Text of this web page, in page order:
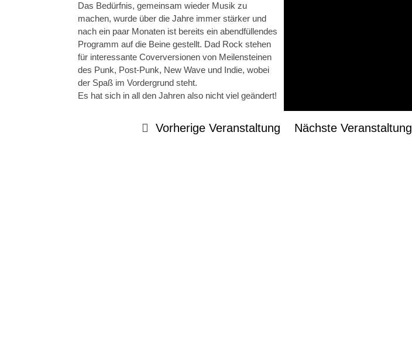
Das Bedürfnis, gemeinsam wieder Musik zu
machen, wurde über die Jahre immer stärker und
nach ein paar Monaten ist bereits ein abendfüllendes
Programm auf die Beine gestellt. Dad Rock stehen
für interessante Coverversionen von Meilensteinen
des Punk, Post-Punk, New Wave und Indie, wobei
der Spaß im Vordergrund steht.
Es hat sich in all den Jahren also nicht viel geändert!
Vorherige Veranstaltung Nächste Veranstaltung